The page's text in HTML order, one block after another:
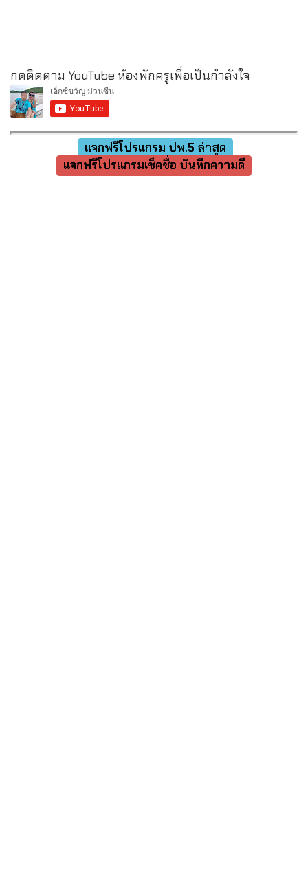
กดติดตาม YouTube ห้องพักครูเพื่อเป็นกำลังใจ
แจกฟรีโปรแกรม ปพ.5 ล่าสุด
แจกฟรีโปรแกรมเช็คชื่อ บันทึกความดี